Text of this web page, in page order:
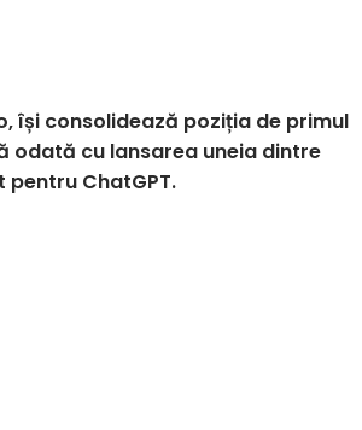
își consolidează poziția de primul
odată cu lansarea uneia dintre
ChatGPT.